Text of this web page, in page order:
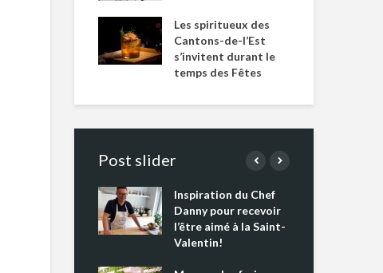
Les spiritueux des
Cantons-de-l’Est
s’invitent durant le
temps des Fêtes
Post slider
Inspiration du Chef
Danny pour recevoir
l’être aimé à la Saint-
Valentin!